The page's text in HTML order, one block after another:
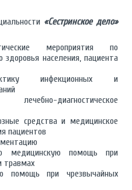
«Сестринское дело»
мероприятия по
здоровья населения, пациента
инфекционных и
диагностическое
средства и медицинское
пациентов
медицинскую помощь при
травмах
помощь при чрезвычайных